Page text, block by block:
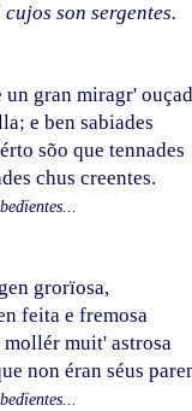
son sergentes.
un gran miragr'
e ben sabiades
sõo que tennades
chus creentes.
grorïosa,
feita e fremosa
mollér muit' astrosa
non éran séus